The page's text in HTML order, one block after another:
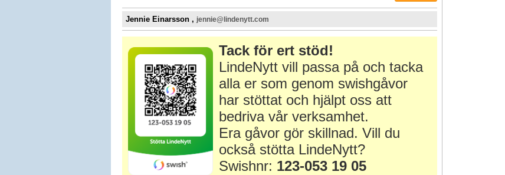
Jennie Einarsson , jennie@lindenytt.com
Tack för ert stöd!
LindeNytt vill passa på och tacka
alla er som genom swishgåvor
har stöttat och hjälpt oss att
bedriva vår verksamhet.
Era gåvor gör skillnad. Vill du
också stötta LindeNytt?
Swishnr: 123-053 19 05